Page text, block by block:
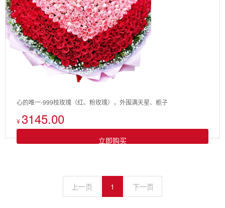
心的唯一-999枝玫瑰（红、粉玫瑰），外围满天星、栀子
¥ 3145.00
立即购买
上一页 1 下一页